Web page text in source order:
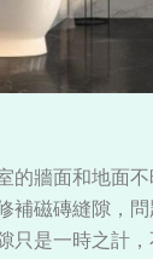
的牆面和地面
補磁磚縫隙，
只是一時之計